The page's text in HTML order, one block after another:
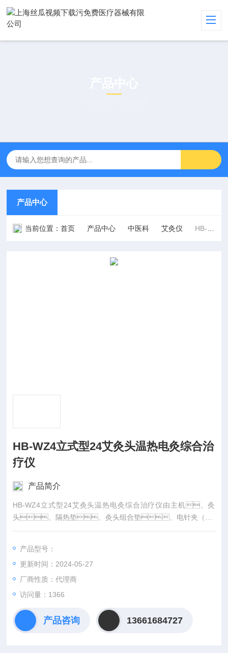
产品中心
当前位置：首页 产品中心 中医科 艾灸仪 HB-WZ4立式型24艾灸头温热电灸综合治疗仪
HB-WZ4立式型24艾灸头温热电灸综合治
疗仪
产品简介
HB-WZ4立式型24艾灸头温热电灸综合治疗仪由主机、灸
头、隔热垫、灸头组合垫、电针夹（HB
-WZ2、HB-WZ3、HB-WZ6）、吸附式点刺激
产品型号：
更新时间：2024-05-27
厂商性质：代理商
访问量：1366
产品咨询 13661684727